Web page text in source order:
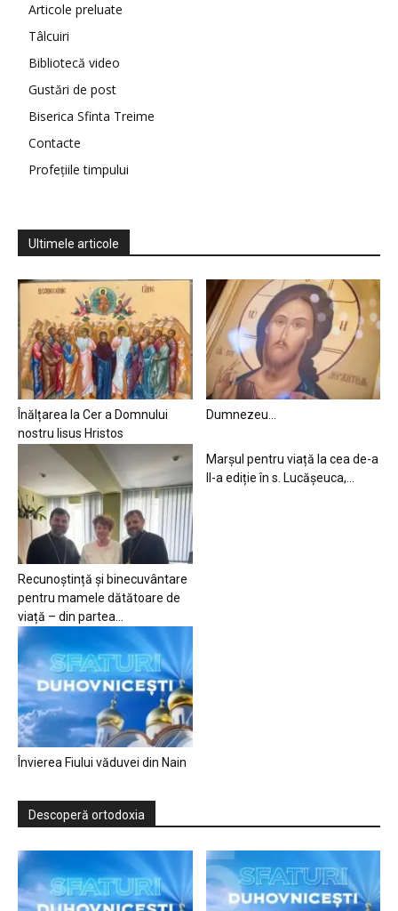
Articole preluate
Tâlcuiri
Bibliotecă video
Gustări de post
Biserica Sfinta Treime
Contacte
Profețiile timpului
Ultimele articole
Înălțarea la Cer a Domnului
nostru Iisus Hristos
Dumnezeu…
Recunoștință și binecuvântare
pentru mamele dătătoare de
viață – din partea...
Marșul pentru viață la cea de-a
II-a ediție în s. Lucășeuca,...
Învierea Fiului văduvei din Nain
Descoperă ortodoxia